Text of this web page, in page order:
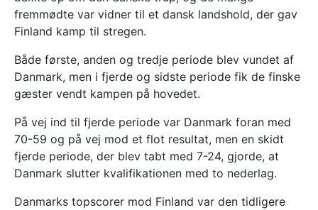
fremmødte var vidner til et dansk landshold, der gav
Finland kamp til stregen.
Både første, anden og tredje periode blev vundet af
Danmark, men i fjerde og sidste periode fik de finske
gæster vendt kampen på hovedet.
På vej ind til fjerde periode var Danmark foran med
70-59 og på vej mod et flot resultat, men en skidt
fjerde periode, der blev tabt med 7-24, gjorde, at
Danmark slutter kvalifikationen med to nederlag.
Danmarks topscorer mod Finland var den tidligere